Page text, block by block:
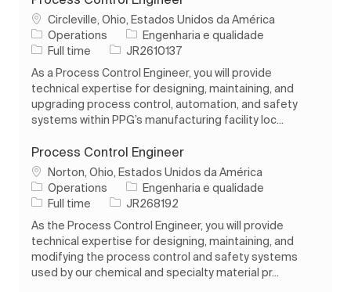
Localização
Circleville, Ohio, Estados Unidos da América
Operations
Categoria
Engenharia e qualidade
Tipo de Trabalho
Full time ID do trabalho
JR2610137
As a Process Control Engineer, you will provide
technical expertise for designing, maintaining, and
upgrading process control, automation, and safety
systems within PPG’s manufacturing facility loc...
Process Control Engineer
Localização
Norton, Ohio, Estados Unidos da América
Operations
Categoria
Engenharia e qualidade
Tipo de Trabalho
Full time ID do trabalho
JR268192
As the Process Control Engineer, you will provide
technical expertise for designing, maintaining, and
modifying the process control and safety systems
used by our chemical and specialty material pr...